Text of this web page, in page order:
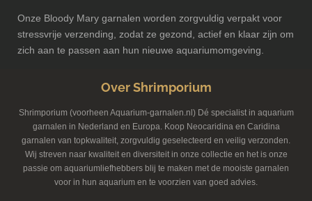
Onze Bloody Mary garnalen worden zorgvuldig verpakt voor
stressvrije verzending, zodat ze gezond, actief en klaar zijn om
zich aan te passen aan hun nieuwe aquariumomgeving.
Over Shrimporium
Shrimporium (voorheen Aquarium-garnalen.nl) Dé specialist in aquarium
garnalen in Nederland en Europa. Koop Neocaridina en Caridina
garnalen van topkwaliteit, zorgvuldig geselecteerd en veilig verzonden.
Wij streven naar kwaliteit en diversiteit in onze collectie en het is onze
passie om aquariumliefhebbers blij te maken met de mooiste garnalen
voor in hun aquarium en te voorzien van goed advies.